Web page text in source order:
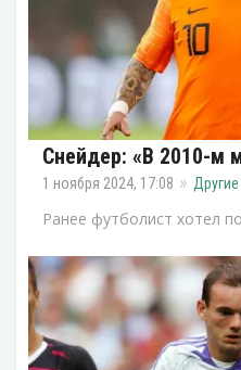
Снейдер: «В 2010-м
1 ноября 2024, 17:08 Другие
Ранее футболист хотел